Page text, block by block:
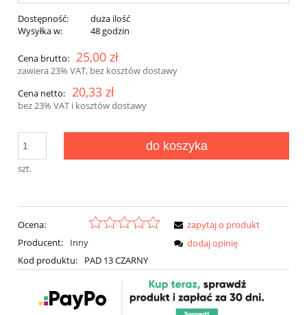
Dostępność:
duża ilość
Wysyłka w:
48 godzin
Cena brutto: 25,00 zł
zawiera 23% VAT, bez kosztów dostawy
Cena netto: 20,33 zł
bez 23% VAT i kosztów dostawy
szt.
do koszyka
Ocena:
Producent:
Inny
Kod produktu:
PAD 13 CZARNY
zapytaj o produkt
dodaj opinię